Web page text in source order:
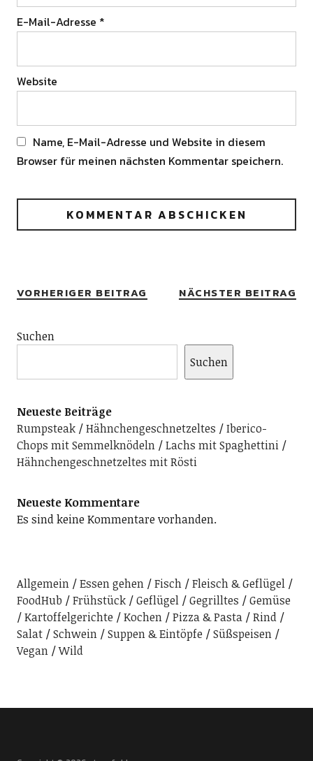
E-Mail-Adresse *
Website
Name, E-Mail-Adresse und Website in diesem
Browser für meinen nächsten Kommentar speichern.
VORHERIGER BEITRAG NÄCHSTER BEITRAG
Suchen
Suchen
Neueste Beiträge
Rumpsteak
Hähnchengeschnetzeltes
Iberico-
Chops mit Semmelknödeln
Lachs mit Spaghettini
Hähnchengeschnetzeltes mit Rösti
Neueste Kommentare
Es sind keine Kommentare vorhanden.
Allgemein Essen gehen Fisch
Fleisch & Geflügel
FoodHub
Frühstück Geflügel Gegrilltes
Gemüse
Kartoffelgerichte
Kochen Pizza & Pasta
Rind
Salat
Schwein Suppen & Eintöpfe
Süßspeisen
Vegan
Wild